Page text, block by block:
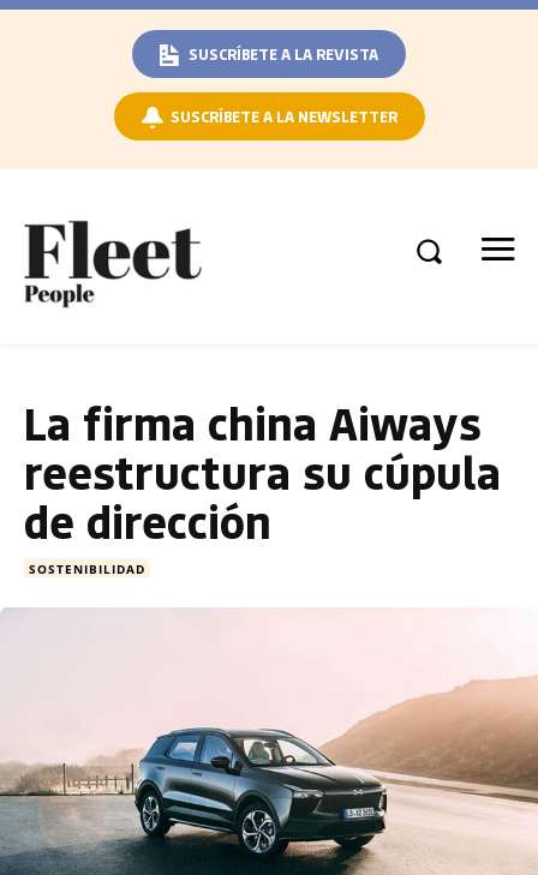
SUSCRÍBETE A LA REVISTA
SUSCRÍBETE A LA NEWSLETTER
La firma china Aiways
reestructura su cúpula
de dirección
SOSTENIBILIDAD